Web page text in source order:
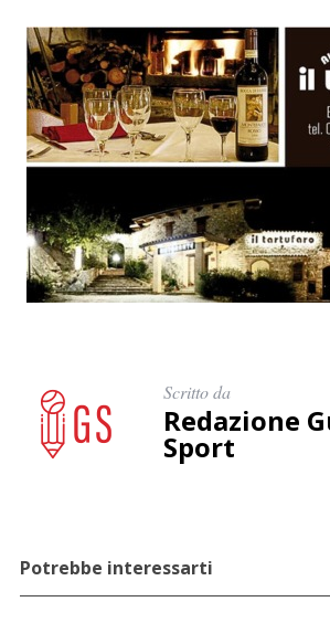
Scritto da
Redazione
Sport
Potrebbe interessarti